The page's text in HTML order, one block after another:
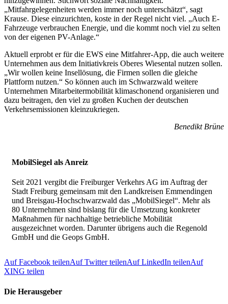
„Mitfahrgelegenheiten werden immer noch unterschätzt“, sagt
Krause. Diese einzurichten, koste in der Regel nicht viel. „Auch E-
Fahrzeuge verbrauchen Energie, und die kommt noch viel zu selten
von der eigenen PV-Anlage.“
Aktuell erprobt er für die EWS eine Mitfahrer-App, die auch weitere
Unternehmen aus dem Initiativkreis Oberes Wiesental nutzen sollen.
„Wir wollen keine Insellösung, die Firmen sollen die gleiche
Plattform nutzen.“ So können auch im Schwarzwald weitere
Unternehmen Mitarbeitermobilität klimaschonend organisieren und
dazu beitragen, den viel zu großen Kuchen der deutschen
Verkehrsemissionen kleinzukriegen.
Benedikt Brüne
MobilSiegel als Anreiz
Seit 2021 vergibt die Freiburger Verkehrs AG im Auftrag der
Stadt Freiburg gemeinsam mit den Landkreisen Emmendingen
und Breisgau-Hochschwarzwald das „MobilSiegel“. Mehr als
80 Unternehmen sind bislang für die Umsetzung konkreter
Maßnahmen für nachhaltige betriebliche Mobilität
ausgezeichnet worden. Darunter übrigens auch die Regenold
GmbH und die Geops GmbH.
Auf Facebook teilenAuf Twitter teilenAuf LinkedIn teilenAuf
XING teilen
Die Herausgeber